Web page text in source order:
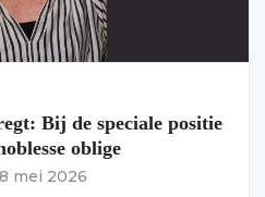
Bij de speciale positie
oblige
mei 2026